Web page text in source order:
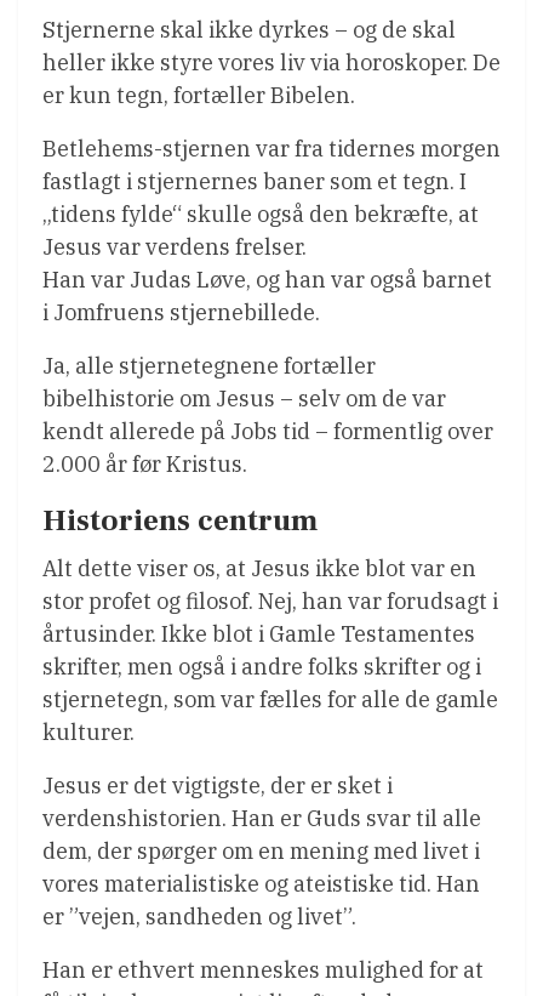
Stjernerne skal ikke dyrkes – og de skal
heller ikke styre vores liv via horoskoper. De
er kun tegn, fortæller Bibelen.
Betlehems-stjernen var fra tidernes morgen
fastlagt i stjernernes baner som et tegn. I
„tidens fylde“ skulle også den bekræfte, at
Jesus var verdens frelser.
Han var Judas Løve, og han var også barnet
i Jomfruens stjernebillede.
Ja, alle stjernetegnene fortæller
bibelhistorie om Jesus – selv om de var
kendt allerede på Jobs tid – formentlig over
2.000 år før Kristus.
Historiens centrum
Alt dette viser os, at Jesus ikke blot var en
stor profet og filosof. Nej, han var forudsagt i
årtusinder. Ikke blot i Gamle Testamentes
skrifter, men også i andre folks skrifter og i
stjernetegn, som var fælles for alle de gamle
kulturer.
Jesus er det vigtigste, der er sket i
verdenshistorien. Han er Guds svar til alle
dem, der spørger om en mening med livet i
vores materialistiske og ateistiske tid. Han
er ”vejen, sandheden og livet”.
Han er ethvert menneskes mulighed for at